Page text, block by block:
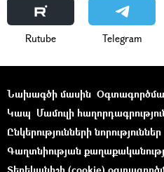
Rutube Telegram
Նախագծի մասին
Կապ Մամուլի
Ընկերությունների նորություններ
Գաղտնիության